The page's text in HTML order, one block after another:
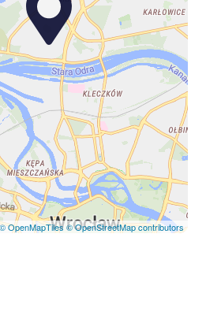
© OpenMapTiles© OpenStreetMap contributors